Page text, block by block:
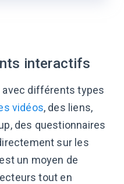
interactifs
avec différents types
vidéos, des liens,
des questionnaires
sur les
un moyen de
tout en